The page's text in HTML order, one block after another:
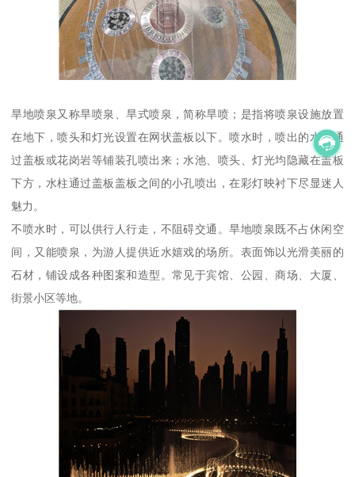
旱地喷泉又称旱喷泉、旱式喷泉，简称旱喷；是指将喷泉设施放置
在地下，喷头和灯光设置在网状盖板以下。喷水时，喷出的水柱通
过盖板或花岗岩等铺装孔喷出来；水池、喷头、灯光均隐藏在盖板
下方，水柱通过盖板盖板之间的小孔喷出，在彩灯映衬下尽显迷人
魅力。
不喷水时，可以供行人行走，不阻碍交通。旱地喷泉既不占休闲空
间，又能喷泉，为游人提供近水嬉戏的场所。表面饰以光滑美丽的
石材，铺设成各种图案和造型。常见于宾馆、公园、商场、大厦、
街景小区等地。